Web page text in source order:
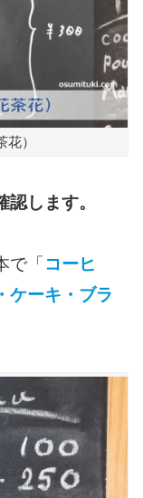
）
します。
で「 コーヒ
ケーキ・ブラ